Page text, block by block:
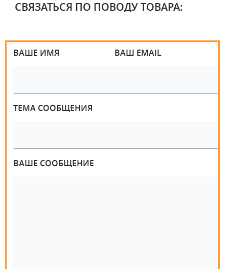
СВЯЗАТЬСЯ ПО ПОВОДУ ТОВАРА:
ВАШЕ ИМЯ ВАШ EMAIL
ТЕМА СООБЩЕНИЯ
ВАШЕ СООБЩЕНИЕ